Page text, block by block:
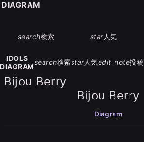
search検索 star人気
IDOLS
DIAGRAM
search検索star人気edit_note投稿
Bijou Berry
Bijou Berry
Diagram